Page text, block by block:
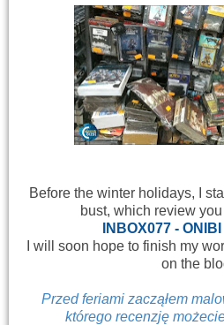
Before the winter holidays, I
bust, which review
INBOX077 -
I will soon hope to finish my
on the
Przed feriami zacząłem
którego recenzję